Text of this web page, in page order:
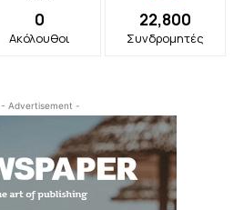
0
Ακόλουθοι
22,800
Συνδρομητές
- Advertisement -